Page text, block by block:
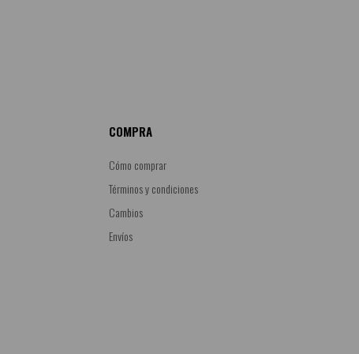
COMPRA
Cómo comprar
Términos y condiciones
Cambios
Envíos